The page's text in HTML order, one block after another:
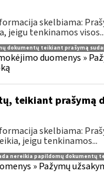
skelbiama:
jeigu tenkinamos visos...
dokumentų teikiant prašymą
duomenys »
teikiant prašymą
skelbiama:
jeigu tenkinamos...
nereikia papildomų dokumentų
» Pažymų